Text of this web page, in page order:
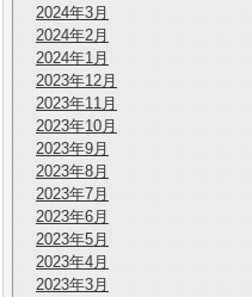
2024年3月
2024年2月
2024年1月
2023年12月
2023年11月
2023年10月
2023年9月
2023年8月
2023年7月
2023年6月
2023年5月
2023年4月
2023年3月